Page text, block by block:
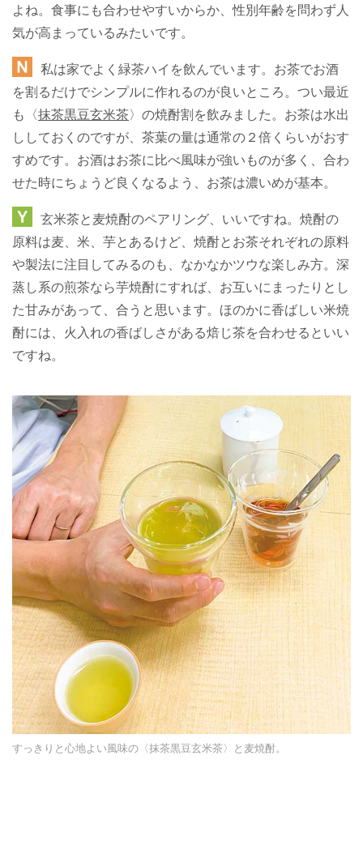
よね。食事にも合わせやすいからか、性別年齢を問わず人
気が高まっているみたいです。
私は家でよく緑茶ハイを飲んでいます。お茶でお酒
を割るだけでシンプルに作れるのが良いところ。つい最近
も〈抹茶黒豆玄米茶〉の焼酎割を飲みました。お茶は水出
ししておくのですが、茶葉の量は通常の２倍くらいがおす
すめです。お酒はお茶に比べ風味が強いものが多く、合わ
せた時にちょうど良くなるよう、お茶は濃いめが基本。
玄米茶と麦焼酎のペアリング、いいですね。焼酎の
原料は麦、米、芋とあるけど、焼酎とお茶それぞれの原料
や製法に注目してみるのも、なかなかツウな楽しみ方。深
蒸し系の煎茶なら芋焼酎にすれば、お互いにまったりとし
た甘みがあって、合うと思います。ほのかに香ばしい米焼
酎には、火入れの香ばしさがある焙じ茶を合わせるといい
ですね。
すっきりと心地よい風味の〈抹茶黒豆玄米茶〉と麦焼酎。